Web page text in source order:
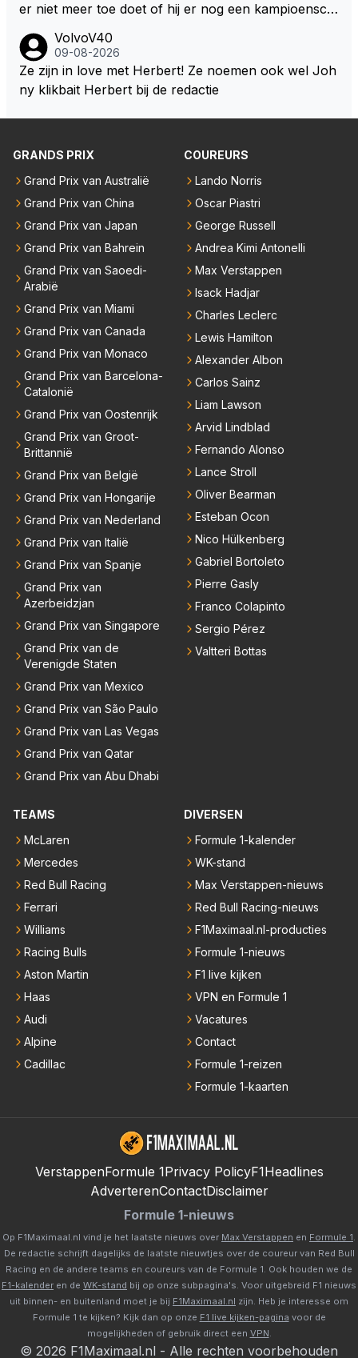
er niet meer toe doet of hij er nog een kampioensch
ioen is hij al, dat zal zijn leven niet veranderen. Hij wi
l in de eerste plaats races winnen met de eigen moto
r van RB. Dat zijn zijn eigen uitspraken in een van de
er bij RB vertrokken.
VolvoV40
09-08-2026
Ze zijn in love met Herbert! Ze noemen ook wel Joh
ny klikbait Herbert bij de redactie
GRANDS PRIX
Grand Prix van Australië
Grand Prix van China
Grand Prix van Japan
Grand Prix van Bahrein
Grand Prix van Saoedi-
Arabië
Grand Prix van Miami
Grand Prix van Canada
Grand Prix van Monaco
Grand Prix van Barcelona-
Catalonië
Grand Prix van Oostenrijk
Grand Prix van Groot-
Brittannië
Grand Prix van België
Grand Prix van Hongarije
Grand Prix van Nederland
Grand Prix van Italië
Grand Prix van Spanje
Grand Prix van
Azerbeidzjan
Grand Prix van Singapore
Grand Prix van de
Verenigde Staten
Grand Prix van Mexico
Grand Prix van São Paulo
Grand Prix van Las Vegas
Grand Prix van Qatar
Grand Prix van Abu Dhabi
COUREURS
Lando Norris
Oscar Piastri
George Russell
Andrea Kimi Antonelli
Max Verstappen
Isack Hadjar
Charles Leclerc
Lewis Hamilton
Alexander Albon
Carlos Sainz
Liam Lawson
Arvid Lindblad
Fernando Alonso
Lance Stroll
Oliver Bearman
Esteban Ocon
Nico Hülkenberg
Gabriel Bortoleto
Pierre Gasly
Franco Colapinto
Sergio Pérez
Valtteri Bottas
TEAMS
McLaren
Mercedes
Red Bull Racing
Ferrari
Williams
Racing Bulls
Aston Martin
Haas
Audi
Alpine
Cadillac
DIVERSEN
Formule 1-kalender
WK-stand
Max Verstappen-nieuws
Red Bull Racing-nieuws
F1Maximaal.nl-producties
Formule 1-nieuws
F1 live kijken
VPN en Formule 1
Vacatures
Contact
Formule 1-reizen
Formule 1-kaarten
VerstappenFormule 1Privacy PolicyF1Headlines
AdverterenContactDisclaimer
Formule 1-nieuws
Op F1Maximaal.nl vind je het laatste nieuws over Max Verstappen en Formule 1.
De redactie schrijft dagelijks de laatste nieuwtjes over de coureur van Red Bull
Racing en de andere teams en coureurs van de Formule 1. Ook houden we de
F1-kalender en de WK-stand bij op onze subpagina's. Voor uitgebreid F1 nieuws
uit binnen- en buitenland moet je bij F1Maximaal.nl zijn. Heb je interesse om
Formule 1 te kijken? Kijk dan op onze F1 live kijken-pagina voor de
mogelijkheden of gebruik direct een VPN.
© 2026 F1Maximaal.nl - Alle rechten voorbehouden